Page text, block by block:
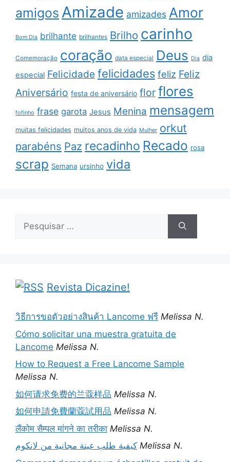
amigos Amizade amizades Amor
Bom Dia brilhante brilhantes Brilho carinho
Comemoração coração data especial Deus Dia dia
especial Felicidade felicidades feliz Feliz
Aniversário festa de aniversário flor flores
fofinho frase garota Jesus Menina mensagem
muitas felicidades muitos anos de vida Mulher orkut
parabéns Paz recadinho Recado rosa
scrap Semana ursinho vida
Pesquisar
Revista Dicazine!
วิธีการขอตัวอย่างสินค้า Lancome ฟรี Melissa N.
Cómo solicitar una muestra gratuita de
Lancome Melissa N.
How to Request a Free Lancome Sample
Melissa N.
如何请求免费的兰蔻样品 Melissa N.
如何申請免費蘭蔻試用品 Melissa N.
लैंकोम सैम्पल मांगने का तरीका Melissa N.
كيفية طلب عينة مجانية من لانكوم Melissa N.